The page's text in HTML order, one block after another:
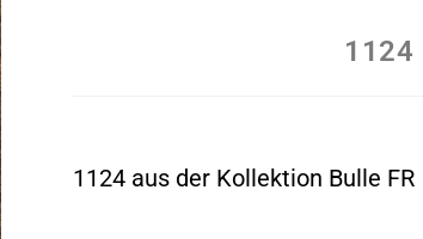
1124
1124 aus der Kollektion Bulle FR